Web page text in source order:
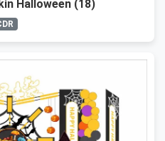
Halloween (18)